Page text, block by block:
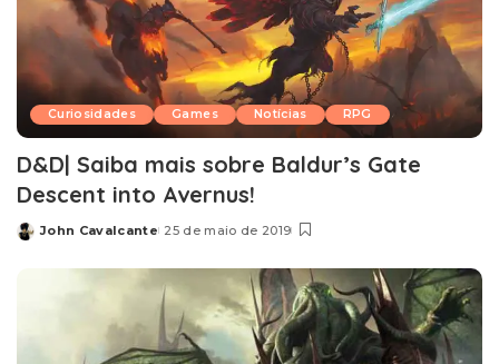
Curiosidades Games Notícias RPG
D&D| Saiba mais sobre Baldur’s Gate
Descent into Avernus!
Posted
John Cavalcante 25 de maio de 2019